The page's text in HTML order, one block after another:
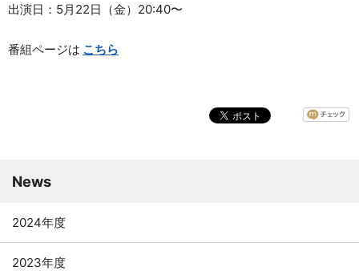
出演日：5月22日（金）20:40〜
番組ページは こちら
News
2024年度
2023年度